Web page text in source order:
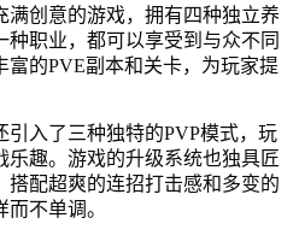
满创意的游戏，拥有四种独立养
种职业，都可以享受到与众不同
富的PVE副本和关卡，为玩家提
引入了三种独特的PVP模式，玩
乐趣。游戏的升级系统也独具匠
搭配超爽的连招打击感和多变的
不单调。